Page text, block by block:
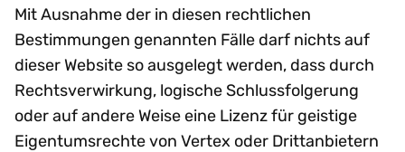
Mit Ausnahme der in diesen rechtlichen
Bestimmungen genannten Fälle darf nichts auf
dieser Website so ausgelegt werden, dass durch
Rechtsverwirkung, logische Schlussfolgerung
oder auf andere Weise eine Lizenz für geistige
Eigentumsrechte von Vertex oder Drittanbietern